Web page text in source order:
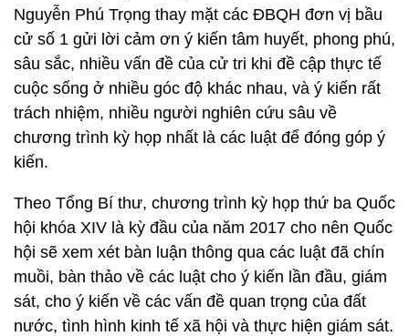
Nguyễn Phú Trọng thay mặt các ĐBQH đơn vị bầu
cử số 1 gửi lời cảm ơn ý kiến tâm huyết, phong phú,
sâu sắc, nhiều vấn đề của cử tri khi đề cập thực tế
cuộc sống ở nhiều góc độ khác nhau, và ý kiến rất
trách nhiệm, nhiều người nghiên cứu sâu về
chương trình kỳ họp nhất là các luật để đóng góp ý
kiến.
Theo Tổng Bí thư, chương trình kỳ họp thứ ba Quốc
hội khóa XIV là kỳ đầu của năm 2017 cho nên Quốc
hội sẽ xem xét bàn luận thông qua các luật đã chín
muồi, bàn thảo về các luật cho ý kiến lần đầu, giám
sát, cho ý kiến về các vấn đề quan trọng của đất
nước, tình hình kinh tế xã hội và thực hiện giám sát.